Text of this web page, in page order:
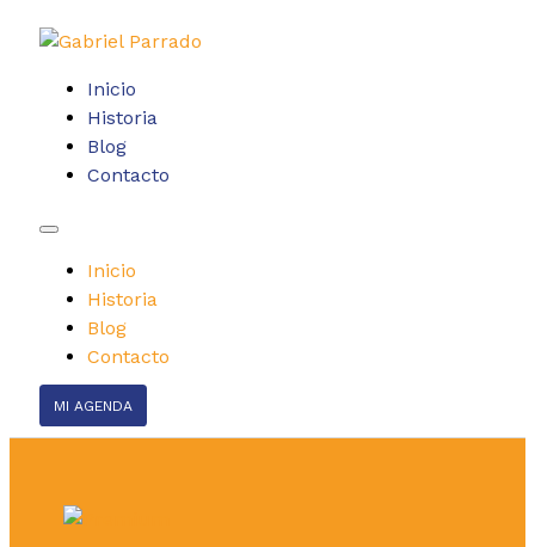
Inicio
Historia
Blog
Contacto
Inicio
Historia
Blog
Contacto
MI AGENDA